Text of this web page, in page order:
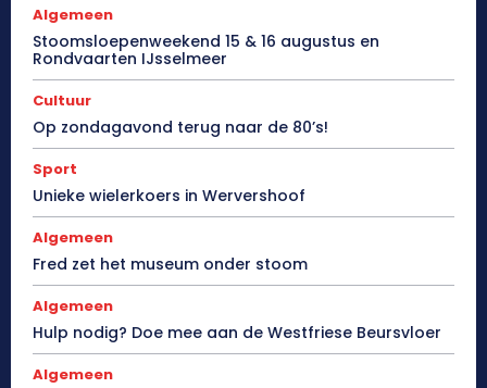
Algemeen
Stoomsloepenweekend 15 & 16 augustus en
Rondvaarten IJsselmeer
Cultuur
Op zondagavond terug naar de 80’s!
Sport
Unieke wielerkoers in Wervershoof
Algemeen
Fred zet het museum onder stoom
Algemeen
Hulp nodig? Doe mee aan de Westfriese Beursvloer
Algemeen